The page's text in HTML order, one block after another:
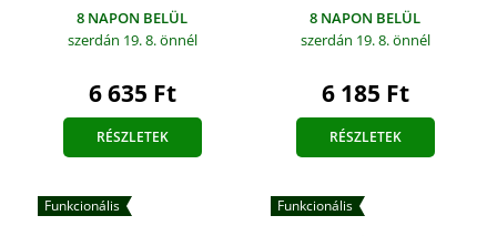
8 NAPON BELÜL
szerdán 19. 8.önnél
6 635 Ft
RÉSZLETEK
8 NAPON BELÜL
szerdán 19. 8.önnél
6 185 Ft
RÉSZLETEK
Funkcionális Funkcionális